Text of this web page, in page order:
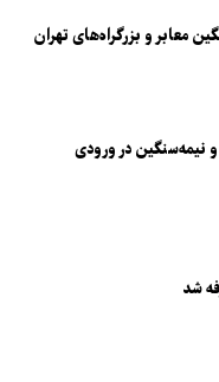
معابر و بزرگراه‌های تهران
نیمه‌سنگین در ورودی
شد